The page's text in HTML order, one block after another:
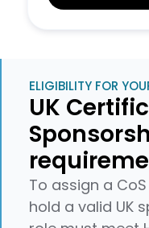
ELIGIBILITY FOR
UK
To assign a
hold a valid UK